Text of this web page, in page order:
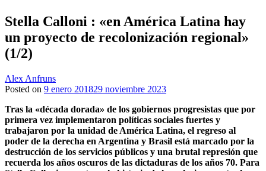
Stella Calloni : «en América Latina hay
un proyecto de recolonización regional»
(1/2)
Alex Anfruns
Posted on 9 enero 201829 noviembre 2023
Tras la «década dorada» de los gobiernos progresistas que por
primera vez implementaron políticas sociales fuertes y
trabajaron por la unidad de América Latina, el regreso al
poder de la derecha en Argentina y Brasil está marcado por la
destrucción de los servicios públicos y una brutal represión que
recuerda los años oscuros de las dictaduras de los años 70. Para